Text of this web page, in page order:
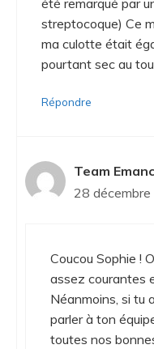
été remarqué par
streptocoque) Ce
ma culotte était
pourtant sec au
Répondre
Team
28
Coucou Sophie !
assez courantes
Néanmoins, si tu
parler à ton
toutes nos